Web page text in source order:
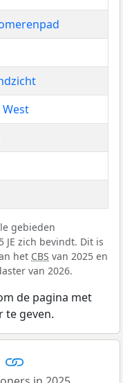
gebieden
zich bevindt. Dit is
het CBS van 2025 en
van 2026.
de pagina met
te geven.